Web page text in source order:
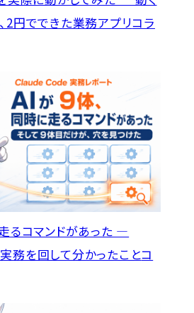
2円でできた業務アプリコラ
るコマンドがあった —
務を回して分かったことコ